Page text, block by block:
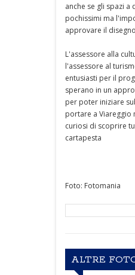
anche se gli spazi
pochissimi ma
approvare il
L'assessore alla
l'assessore al
entusiasti per il
sperano in un
per poter iniziare
portare a Viareggio
curiosi di scoprire
cartapesta
Foto: Fotomania
ALTRE